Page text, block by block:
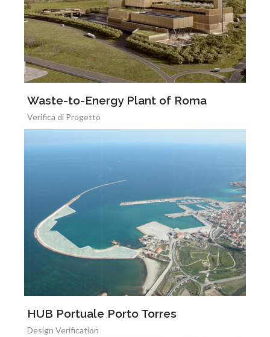
Waste-to-Energy Plant of Roma
Verifica di Progetto
HUB Portuale Porto Torres
Design Verification